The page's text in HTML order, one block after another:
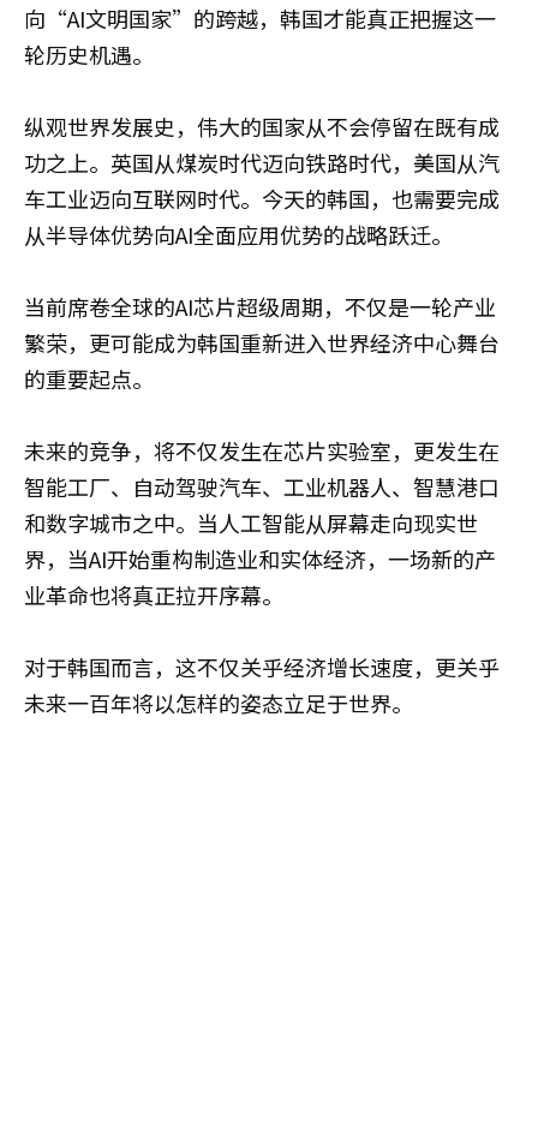
向“AI文明国家”的跨越，韩国才能真正把握这一
轮历史机遇。
纵观世界发展史，伟大的国家从不会停留在既有成
功之上。英国从煤炭时代迈向铁路时代，美国从汽
车工业迈向互联网时代。今天的韩国，也需要完成
从半导体优势向AI全面应用优势的战略跃迁。
当前席卷全球的AI芯片超级周期，不仅是一轮产业
繁荣，更可能成为韩国重新进入世界经济中心舞台
的重要起点。
未来的竞争，将不仅发生在芯片实验室，更发生在
智能工厂、自动驾驶汽车、工业机器人、智慧港口
和数字城市之中。当人工智能从屏幕走向现实世
界，当AI开始重构制造业和实体经济，一场新的产
业革命也将真正拉开序幕。
对于韩国而言，这不仅关乎经济增长速度，更关乎
未来一百年将以怎样的姿态立足于世界。